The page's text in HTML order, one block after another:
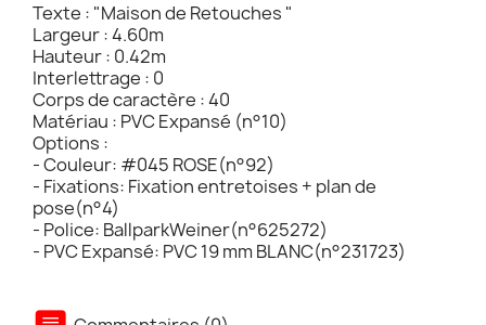
Texte : "Maison de Retouches "
Largeur : 4.60m
Hauteur : 0.42m
Interlettrage : 0
Corps de caractère : 40
Matériau : PVC Expansé (n°10)
Options :
- Couleur: #045 ROSE(n°92)
- Fixations: Fixation entretoises + plan de
pose(n°4)
- Police: BallparkWeiner(n°625272)
- PVC Expansé: PVC 19 mm BLANC(n°231723)